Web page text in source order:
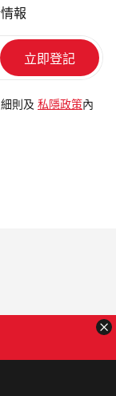
報
細則及 私隱政策 內